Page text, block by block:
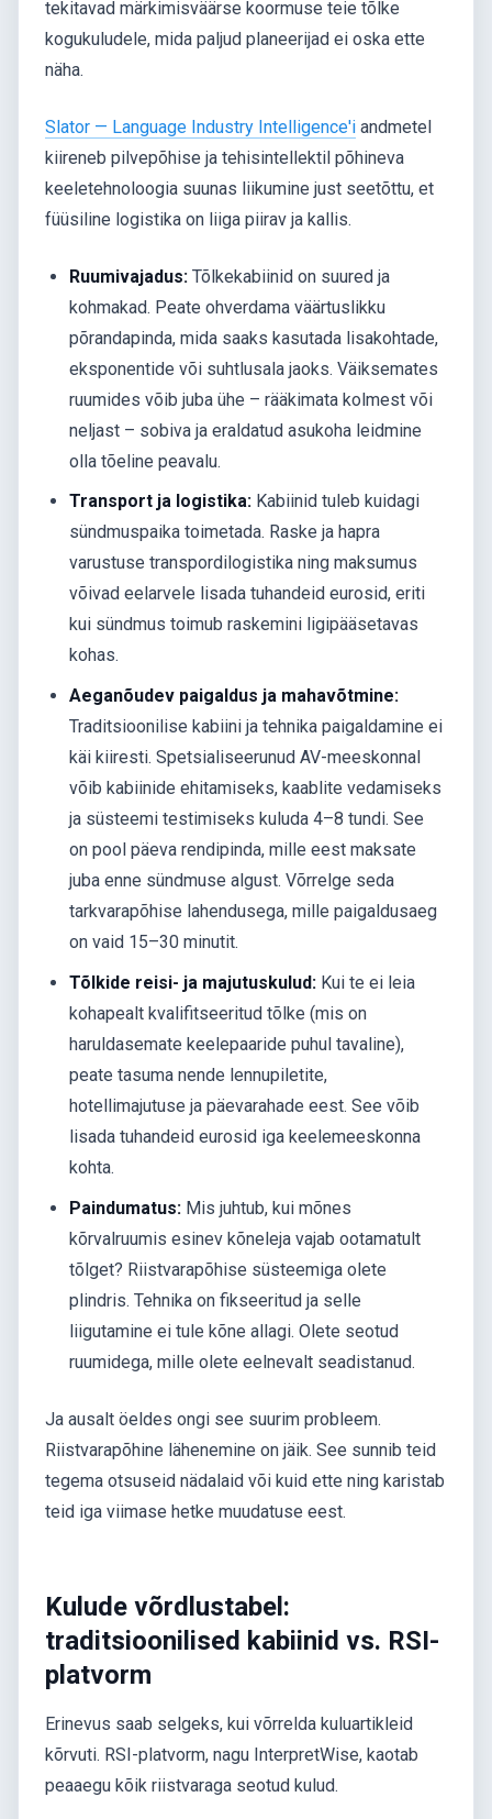
tekitavad märkimisväärse koormuse teie tõlke
kogukuludele, mida paljud planeerijad ei oska ette
näha.
Slator — Language Industry Intelligence'i andmetel
kiireneb pilvepõhise ja tehisintellektil põhineva
keeletehnoloogia suunas liikumine just seetõttu, et
füüsiline logistika on liiga piirav ja kallis.
Ruumivajadus: Tõlkekabiinid on suured ja
kohmakad. Peate ohverdama väärtuslikku
põrandapinda, mida saaks kasutada lisakohtade,
eksponentide või suhtlusala jaoks. Väiksemates
ruumides võib juba ühe – rääkimata kolmest või
neljast – sobiva ja eraldatud asukoha leidmine
olla tõeline peavalu.
Transport ja logistika: Kabiinid tuleb kuidagi
sündmuspaika toimetada. Raske ja hapra
varustuse transpordilogistika ning maksumus
võivad eelarvele lisada tuhandeid eurosid, eriti
kui sündmus toimub raskemini ligipääsetavas
kohas.
Aeganõudev paigaldus ja mahavõtmine:
Traditsioonilise kabiini ja tehnika paigaldamine ei
käi kiiresti. Spetsialiseerunud AV-meeskonnal
võib kabiinide ehitamiseks, kaablite vedamiseks
ja süsteemi testimiseks kuluda 4–8 tundi. See
on pool päeva rendipinda, mille eest maksate
juba enne sündmuse algust. Võrrelge seda
tarkvarapõhise lahendusega, mille paigaldusaeg
on vaid 15–30 minutit.
Tõlkide reisi- ja majutuskulud: Kui te ei leia
kohapealt kvalifitseeritud tõlke (mis on
haruldasemate keelepaaride puhul tavaline),
peate tasuma nende lennupiletite,
hotellimajutuse ja päevarahade eest. See võib
lisada tuhandeid eurosid iga keelemeeskonna
kohta.
Paindumatus: Mis juhtub, kui mõnes
kõrvalruumis esinev kõneleja vajab ootamatult
tõlget? Riistvarapõhise süsteemiga olete
plindris. Tehnika on fikseeritud ja selle
liigutamine ei tule kõne allagi. Olete seotud
ruumidega, mille olete eelnevalt seadistanud.
Ja ausalt öeldes ongi see suurim probleem.
Riistvarapõhine lähenemine on jäik. See sunnib teid
tegema otsuseid nädalaid või kuid ette ning karistab
teid iga viimase hetke muudatuse eest.
Kulude võrdlustabel:
traditsioonilised kabiinid vs. RSI-
platvorm
Erinevus saab selgeks, kui võrrelda kuluartikleid
kõrvuti. RSI-platvorm, nagu InterpretWise, kaotab
peaaegu kõik riistvaraga seotud kulud.